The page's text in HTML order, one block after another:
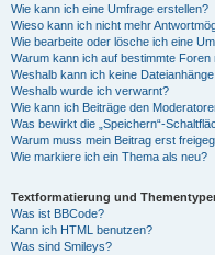
Wie kann ich eine Umfrage erstellen?
Wieso kann ich nicht mehr
Wie bearbeite oder lösche ich eine
Warum kann ich auf bestimmte Foren
Weshalb kann ich keine
Weshalb wurde ich verwarnt?
Wie kann ich Beiträge den
Was bewirkt die „Speichern“-
Warum muss mein Beitrag erst
Wie markiere ich ein Thema als neu?
Textformatierung und
Was ist BBCode?
Kann ich HTML benutzen?
Was sind Smileys?